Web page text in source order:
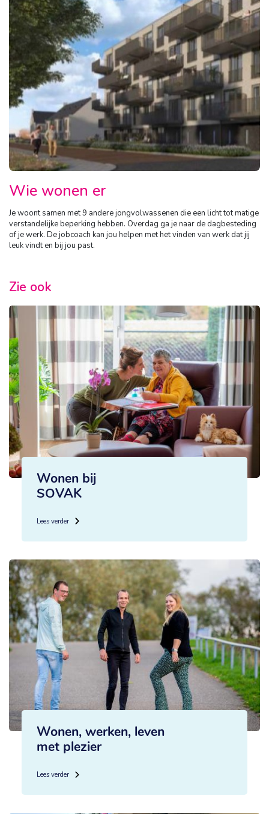
Wie wonen er
Je woont samen met 9 andere jongvolwassenen die een licht tot matige
verstandelijke beperking hebben. Overdag ga je naar de dagbesteding
of je werk. De jobcoach kan jou helpen met het vinden van werk dat jij
leuk vindt en bij jou past.
Zie ook
Wonen bij
SOVAK
Lees verder
Wonen, werken, leven
met plezier
Lees verder